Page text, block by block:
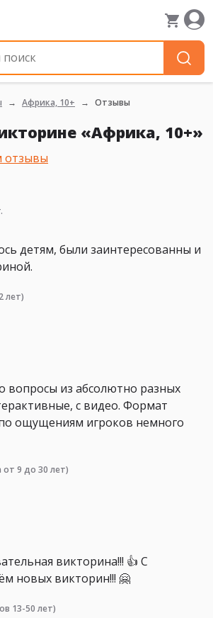
Африка, 10+ Отзывы
«Африка, 10+»
отзывы
детям, были заинтересованны и
лет)
вопросы из абсолютно разных
с видео. Формат
ощущениям игроков немного
от 9 до 30 лет)
викторина!!! 👍 С
новых викторин!!! 🤗
13-50 лет)